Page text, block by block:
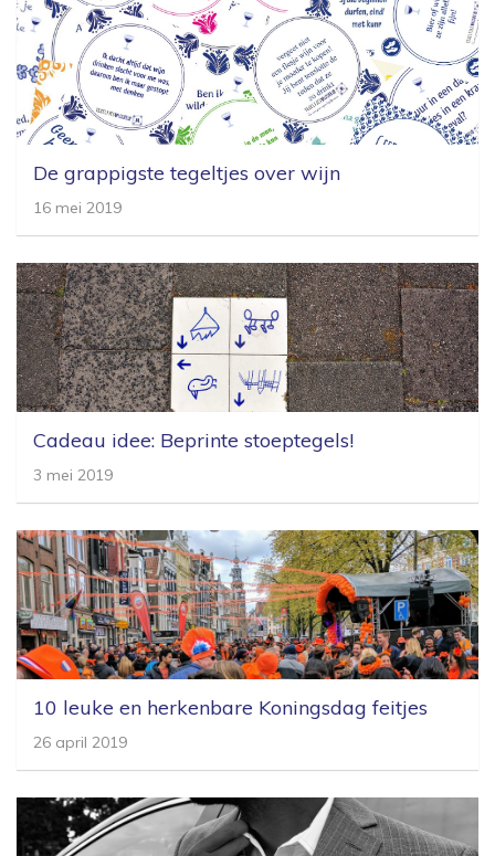
De grappigste tegeltjes over wijn
16 mei 2019
Cadeau idee: Beprinte stoeptegels!
3 mei 2019
10 leuke en herkenbare Koningsdag feitjes
26 april 2019